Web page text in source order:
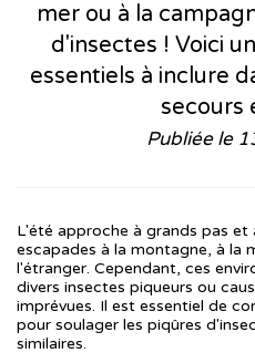
mer ou à la
d'insectes ! Voici
essentiels à inclure
secours
Publiée le
L'été approche à grands pas et
escapades à la montagne, à la
l'étranger. Cependant, ces
divers insectes piqueurs ou
imprévues. Il est essentiel de
pour soulager les piqûres
similaires.